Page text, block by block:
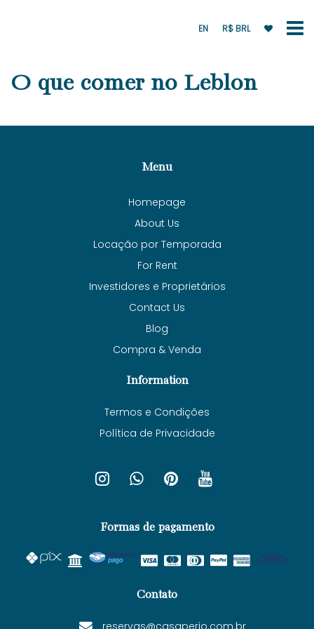
EN R$ BRL
O que comer no Leblon
Menu
Homepage
About Us
Locação por Temporada
For Rent
Investidores e Proprietários
Contact Us
Blog
Compra & Venda
Information
Termos e Condições
Política de Privacidade
Formas de pagamento
Contato
reservas@casaperio.com.br